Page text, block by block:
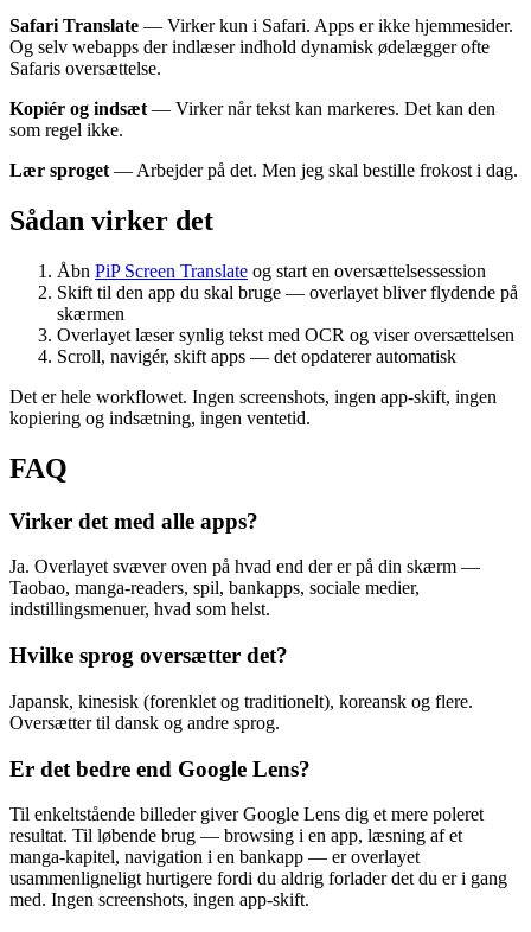
Safari Translate — Virker kun i Safari. Apps er ikke hjemmesider.
Og selv webapps der indlæser indhold dynamisk ødelægger ofte
Safaris oversættelse.
Kopiér og indsæt — Virker når tekst kan markeres. Det kan den
som regel ikke.
Lær sproget — Arbejder på det. Men jeg skal bestille frokost i dag.
Sådan virker det
Åbn PiP Screen Translate og start en oversættelsessession
Skift til den app du skal bruge — overlayet bliver flydende på
skærmen
Overlayet læser synlig tekst med OCR og viser oversættelsen
Scroll, navigér, skift apps — det opdaterer automatisk
Det er hele workflowet. Ingen screenshots, ingen app-skift, ingen
kopiering og indsætning, ingen ventetid.
FAQ
Virker det med alle apps?
Ja. Overlayet svæver oven på hvad end der er på din skærm —
Taobao, manga-readers, spil, bankapps, sociale medier,
indstillingsmenuer, hvad som helst.
Hvilke sprog oversætter det?
Japansk, kinesisk (forenklet og traditionelt), koreansk og flere.
Oversætter til dansk og andre sprog.
Er det bedre end Google Lens?
Til enkeltstående billeder giver Google Lens dig et mere poleret
resultat. Til løbende brug — browsing i en app, læsning af et
manga-kapitel, navigation i en bankapp — er overlayet
usammenligneligt hurtigere fordi du aldrig forlader det du er i gang
med. Ingen screenshots, ingen app-skift.